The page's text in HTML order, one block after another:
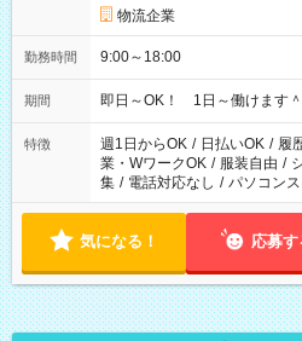
物流企業
勤務時間 9:00～18:00
期間 即日～OK！ 1日～働けます＾
特徴 週1日からOK / 日払いOK / 履
業・WワークOK / 服装自由 /
集 / 電話対応なし / パソコン
気になる！ 応募す